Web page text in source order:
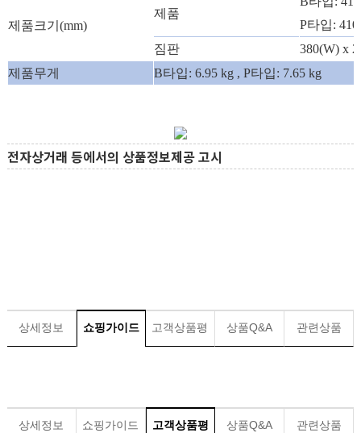
제품크기(mm)
제품
P타입:
짐판
380(W) x
제품무게
B타입: 6.95 kg , P타입: 7.65 kg
전자상거래 등에서의 상품정보제공 고시
상세정보 쇼핑가이드 고객상품평 상품Q&A 관련상품
상세정보 쇼핑가이드 고객상품평 상품Q&A 관련상품